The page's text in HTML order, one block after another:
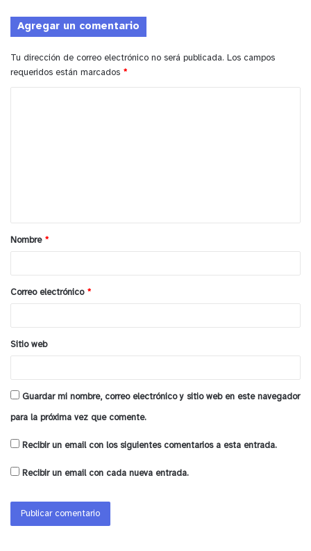
y tú, ¿qué opinas?
Agregar un comentario
Tu dirección de correo electrónico no será publicada. Los campos
requeridos están marcados *
a
r
*
Nombre *
Correo electrónico *
Sitio web
Guardar mi nombre, correo electrónico y sitio web en este navegador
para la próxima vez que comente.
Recibir un email con los siguientes comentarios a esta entrada.
Recibir un email con cada nueva entrada.